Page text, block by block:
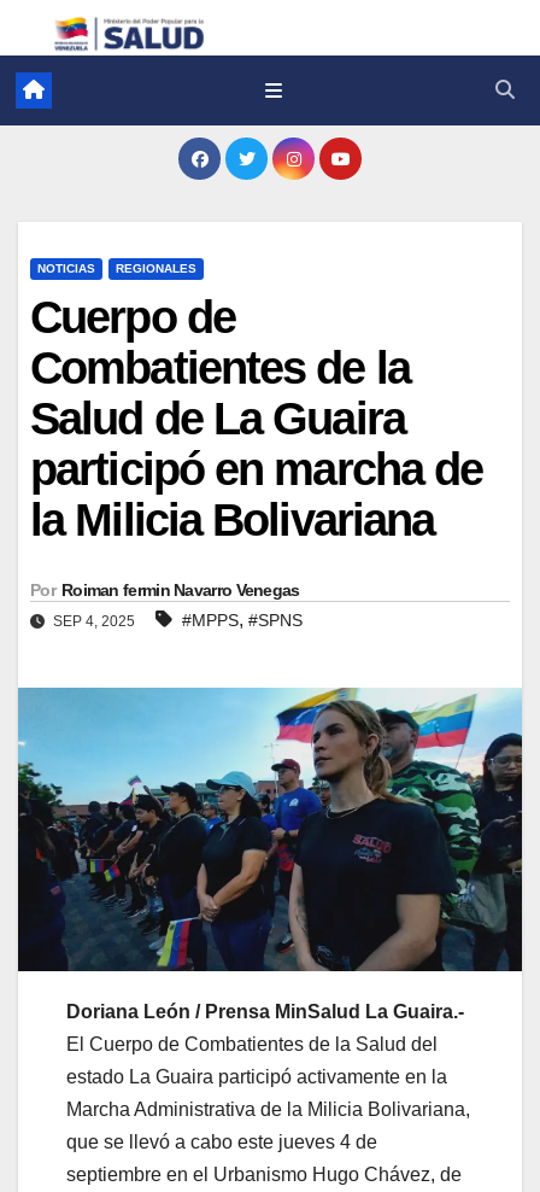
NOTICIAS REGIONALES
Cuerpo de
Combatientes de la
Salud de La Guaira
participó en marcha de
la Milicia Bolivariana
Por Roiman fermin Navarro Venegas
SEP 4, 2025 #MPPS, #SPNS
Doriana León / Prensa MinSalud La Guaira.-
El Cuerpo de Combatientes de la Salud del
estado La Guaira participó activamente en la
Marcha Administrativa de la Milicia Bolivariana,
que se llevó a cabo este jueves 4 de
septiembre en el Urbanismo Hugo Chávez, de